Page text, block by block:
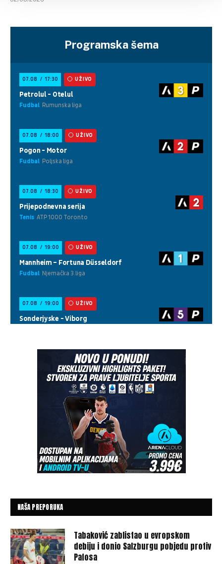
Programska šema
NAŠA PREPORUKA
Tabaković zablistao u evropskom
debiju i donio Salzburgu pobjedu protiv
Pafosa